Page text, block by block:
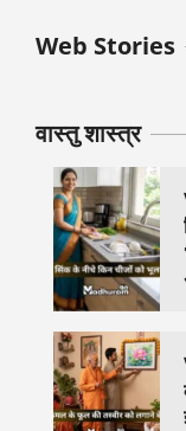
Web Stories
बुधवार के उपाय :
जिनसे हो गणेश
वास्तु शास्त्र